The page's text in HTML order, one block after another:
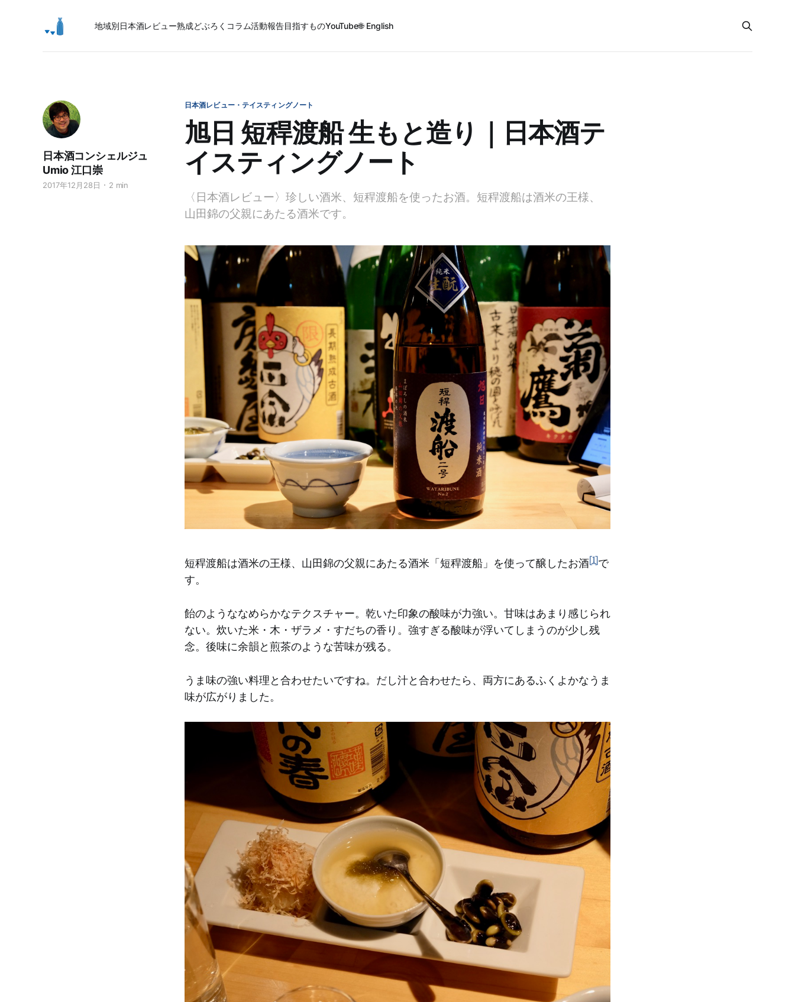
地域別日本酒レビュー熟成どぶろく コラム活動報告目指すものYouTube🌐 English
日本酒レビュー・テイスティングノート
旭日 短稈渡船 生もと造り｜日本酒テ
イスティングノート
日本酒コンシェルジュ
Umio 江口崇
2017年12月28日 2 min
〈日本酒レビュー〉珍しい酒米、短稈渡船を使ったお酒。短稈渡船は酒米の王様、
山田錦の父親にあたる酒米です。
短稈渡船は酒米の王様、山田錦の父親にあたる酒米「短稈渡船」を使って醸したお酒[1]で
す。
飴のようななめらかなテクスチャー。乾いた印象の酸味が力強い。甘味はあまり感じられ
ない。炊いた米・木・ザラメ・すだちの香り。強すぎる酸味が浮いてしまうのが少し残
念。後味に余韻と煎茶のような苦味が残る。
うま味の強い料理と合わせたいですね。だし汁と合わせたら、両方にあるふくよかなうま
味が広がりました。